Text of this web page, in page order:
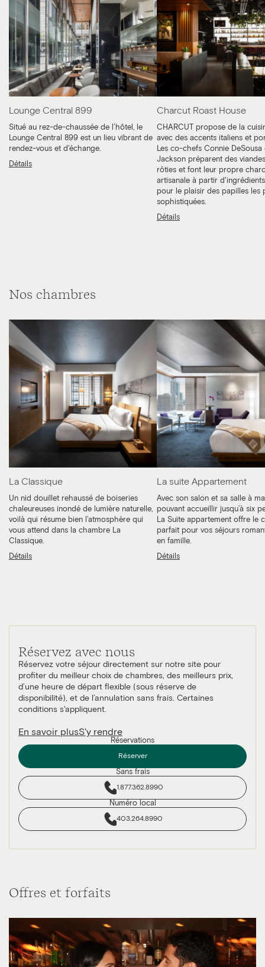
Lounge Central 899
Situé au rez-de-chaussée de l’hôtel, le
Lounge Central 899 est un lieu vibrant de
rendez-vous et d'échange.
Détails
Charcut Roast House
CHARCUT propose de la
avec des accents italiens et
Les co-chefs Connie DeSousa
Jackson préparent des
rôties et font leur propre
artisanale à partir
pour le plaisir des papilles les
sophistiquées.
Détails
Nos chambres
La Classique
Un nid douillet rehaussé de boiseries
chaleureuses inondé de lumière naturelle,
voilà qui résume bien l’atmosphère qui
vous attend dans la chambre La
Classique.
Détails
La suite Appartement
Avec son salon et sa salle à
pouvant accueillir jusqu’à six
La Suite appartement offre le
parfait pour vos séjours
en famille.
Détails
Réservez avec nous
Réservez votre séjour directement sur notre site pour
profiter du meilleur choix de chambres, des meilleurs prix,
d’une heure de départ flexible (sous réserve de
disponibilité), et de l’annulation sans frais. Certaines
conditions s'appliquent.
En savoir plusS'y rendre
Réservations
Réserver
Sans frais
1.877.362.8990
Numéro local
403.264.8990
Offres et forfaits